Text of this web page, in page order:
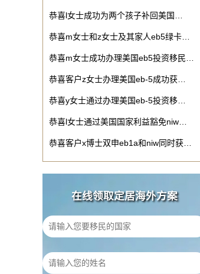
恭喜l女士成功为两个孩子补回美国…
恭喜m女士和z女士及其家人eb5绿卡…
恭喜m女士成功办理美国eb5投资移民…
恭喜客户z女士办理美国eb-5成功获…
恭喜y女士通过办理美国eb-5投资移…
恭喜l女士通过美国国家利益豁免niw…
恭喜客户x博士双申eb1a和niw同时获…
在线领取定居海外方案